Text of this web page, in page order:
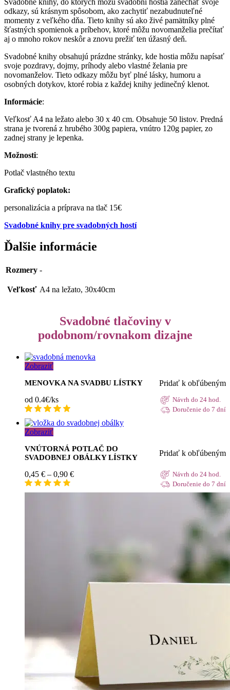
odkazy, sú krásnym spôsobom, ako zachytiť nezabudnuteľné
momenty z veľkého dňa. Tieto knihy sú ako živé pamätníky plné
šťastných spomienok a príbehov, ktoré môžu novomanželia prečítať
aj o mnoho rokov neskôr a znovu prežiť ten úžasný deň.
Svadobné knihy obsahujú prázdne stránky, kde hostia môžu napísať
svoje pozdravy, dojmy, príhody alebo vlastné želania pre
novomanželov. Tieto odkazy môžu byť plné lásky, humoru a
osobných dotykov, ktoré robia z každej knihy jedinečný klenot.
Informácie:
Veľkosť A4 na ležato alebo 30 x 40 cm. Obsahuje 50 listov. Predná
strana je tvorená z hrubého 300g papiera, vnútro 120g papier, zo
zadnej strany je lepenka.
Možnosti:
Potlač vlastného textu
Grafický poplatok:
personalizácia a príprava na tlač 15€
Svadobné knihy pre svadobných hostí
Ďalšie informácie
Rozmery -
Veľkosť A4 na ležato, 30x40cm
Svadobné tlačoviny v
podobnom/rovnakom dizajne
Zobraziť
MENOVKA NA SVADBU LÍSTKY
Pridať k obľúbeným
od 0.4€/ks
Návrh do 24 hod.
Doručenie do 7 dní
Zobraziť
VNÚTORNÁ POTLAČ DO
SVADOBNEJ OBÁLKY LÍSTKY
Pridať k obľúbeným
0,45 € – 0,90 €Price
0,45 €
Návrh do 24 hod.
Doručenie do 7 dní